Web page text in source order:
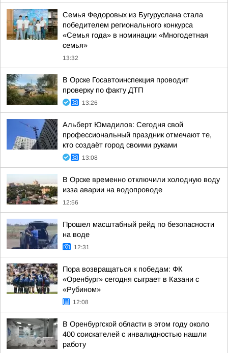
Семья Федоровых из Бугуруслана стала
победителем регионального конкурса
«Семья года» в номинации «Многодетная
семья»
13:32
В Орске Госавтоинспекция проводит
проверку по факту ДТП
13:26
Альберт Юмадилов: Сегодня свой
профессиональный праздник отмечают те,
кто создаёт город своими руками
13:08
В Орске временно отключили холодную воду
изза аварии на водопроводе
12:56
Прошел масштабный рейд по безопасности
на воде
12:31
Пора возвращаться к победам: ФК
«Оренбург» сегодня сыграет в Казани с
«Рубином»
12:08
В Оренбургской области в этом году около
400 соискателей с инвалидностью нашли
работу